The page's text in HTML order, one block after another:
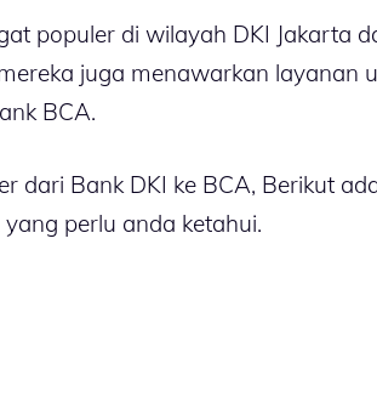
populer di wilayah DKI Jakarta
juga menawarkan layanan
BCA.
dari Bank DKI ke BCA, Berikut
perlu anda ketahui.